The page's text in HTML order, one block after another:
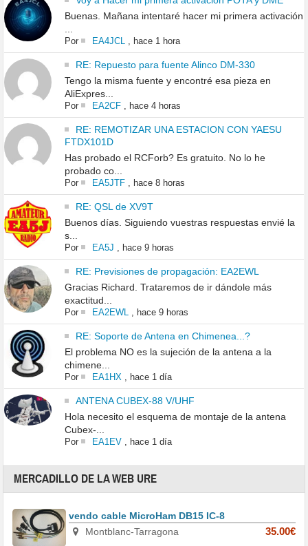
Buenas. Mañana intentaré hacer mi primera activación
Por EA4JCL hace 1 hora
RE: Repuesto para fuente Alinco DM-330
Tengo la misma fuente y encontré esa pieza en
AliExpres...
Por EA2CF, hace 4 horas
RE: REMOTIZAR UNA ESTACION CON YAESU
FTDX101D
Has probado el RCForb? Es gratuito. No lo he
probado co...
Por EA5JTF, hace 8 horas
RE: QSL de XV9T
Buenos días. Siguiendo vuestras respuestas envié la
s...
Por EA5J hace 9 horas
RE: Previsiones de propagación: EA2EWL
Gracias Richard. Trataremos de ir dándole más
exactitud...
Por EA2EWL hace 9 horas
RE: Soporte de Antena en Chimenea...?
El problema NO es la sujeción de la antena a la
chimene...
Por EA1HX hace 1 día
ANTENA CUBEX-88 V/UHF
Hola necesito el esquema de montaje de la antena
Cubex-...
Por EA1EV, hace 1 día
MERCADILLO DE LA WEB URE
vendo cable MicroHam DB15 IC-8
Montblanc-Tarragona
35.00€